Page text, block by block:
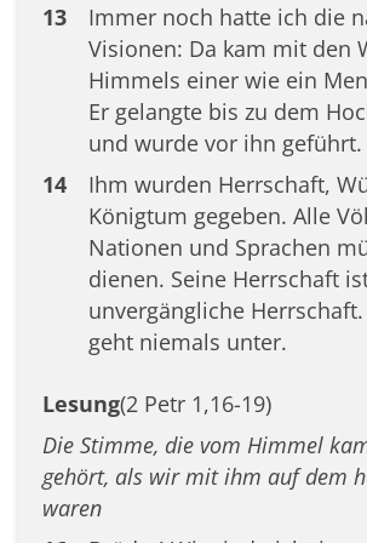
13
Immer noch hatte ich die
Visionen: Da kam mit den
Himmels einer wie ein
Er gelangte bis zu dem
und wurde vor ihn geführt.
14
Ihm wurden Herrschaft,
Königtum gegeben. Alle
Nationen und Sprachen
dienen. Seine Herrschaft
unvergängliche Herrschaft.
geht niemals unter.
Lesung(2 Petr 1,16-19)
Die Stimme, die vom Himmel
gehört, als wir mit ihm auf dem
waren